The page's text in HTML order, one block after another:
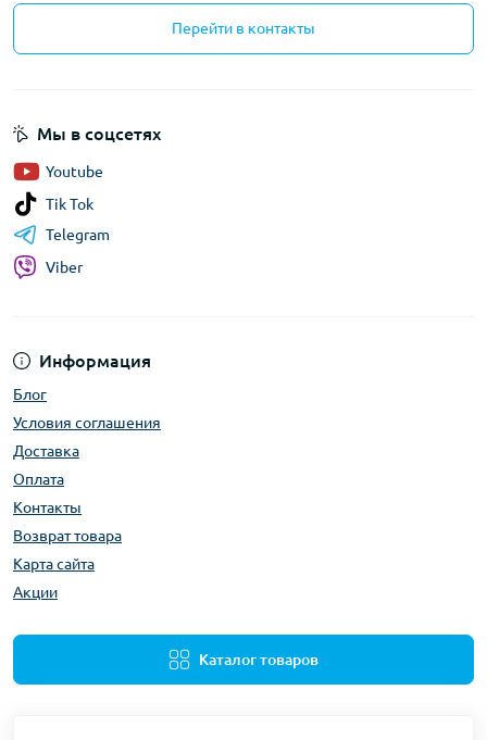
Перейти в контакты
Информация
Блог
Условия соглашения
Доставка
Оплата
Контакты
Возврат товара
Карта сайта
Акции
Каталог товаров
Мы в соцсетях
Youtube
Tik Tok
Telegram
Viber